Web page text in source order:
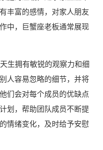
丰富的感情，对家人朋友
中，巨蟹座老板通常展现
生拥有敏锐的观察力和细
人容易忽略的细节，并将
们会对每个成员的优缺点
划，帮助团队成员不断提
情绪变化，及时给予安慰